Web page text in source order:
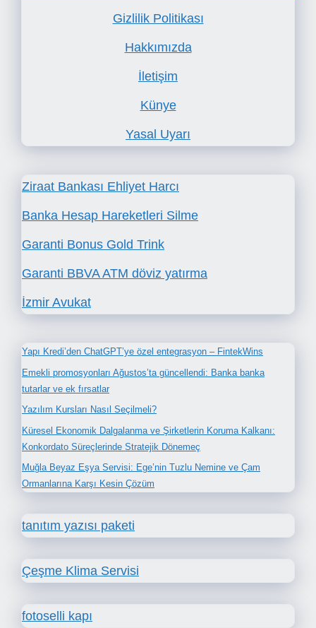
Gizlilik Politikası
Hakkımızda
İletişim
Künye
Yasal Uyarı
Ziraat Bankası Ehliyet Harcı
Banka Hesap Hareketleri Silme
Garanti Bonus Gold Trink
Garanti BBVA ATM döviz yatırma
İzmir Avukat
Yapı Kredi’den ChatGPT’ye özel entegrasyon – FintekWins
Emekli promosyonları Ağustos’ta güncellendi: Banka banka
tutarlar ve ek fırsatlar
Yazılım Kursları Nasıl Seçilmeli?
Küresel Ekonomik Dalgalanma ve Şirketlerin Koruma Kalkanı:
Konkordato Süreçlerinde Stratejik Dönemeç
Muğla Beyaz Eşya Servisi: Ege’nin Tuzlu Nemine ve Çam
Ormanlarına Karşı Kesin Çözüm
tanıtım yazısı paketi
Çeşme Klima Servisi
fotoselli kapı